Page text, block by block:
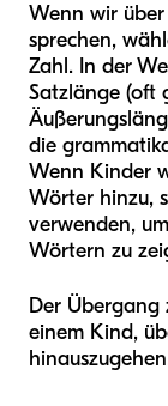
Wenn wir
sprechen,
Zahl. In der
Satzlänge (oft
die
Wenn Kinder
Wörter hinzu,
verwenden,
Wörtern zu
Der Übergang
einem Kind,